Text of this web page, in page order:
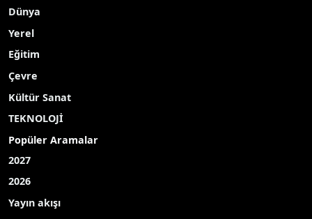
Dünya
Yerel
Eğitim
Çevre
Kültür Sanat
TEKNOLOJİ
Popüler Aramalar
2027
2026
Yayın akışı